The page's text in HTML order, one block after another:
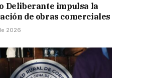
Deliberante impulsa la
de obras comerciales
2026